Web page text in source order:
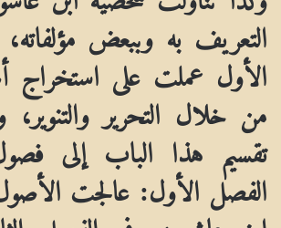
التعريف به وببعض
الأول عملت على استخراج
من خلال التحرير
تقسيم هذا الباب إلى
الفصل الأول: عالجت